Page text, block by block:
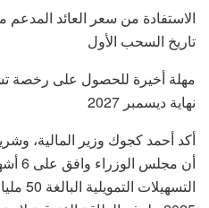
تاريخ السحب الأول
مهلة أخيرة للحصول على رخصة
نهاية ديسمبر 2027
أكد أحمد كجوك وزير المالية،
أن